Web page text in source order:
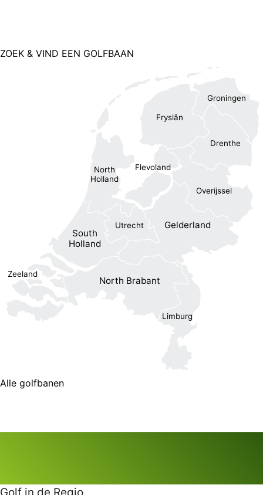
ZOEK & VIND EEN GOLFBAAN
Drenthe
Flevoland
Fryslân
Gelderland
Groningen
Limburg
North Brabant
North
Holland
Overijssel
South
Holland
Utrecht
Zeeland
Alle golfbanen